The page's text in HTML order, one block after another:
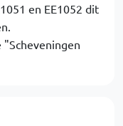
en EE1052 dit